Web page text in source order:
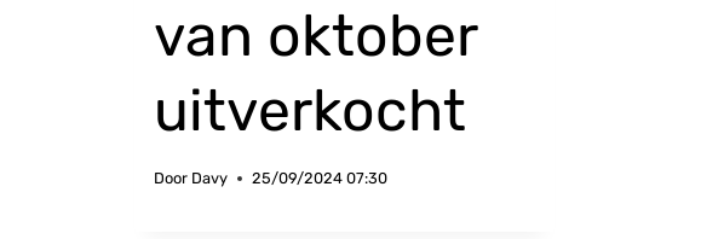
van oktober
uitverkocht
Door Davy 25/09/2024 07:30